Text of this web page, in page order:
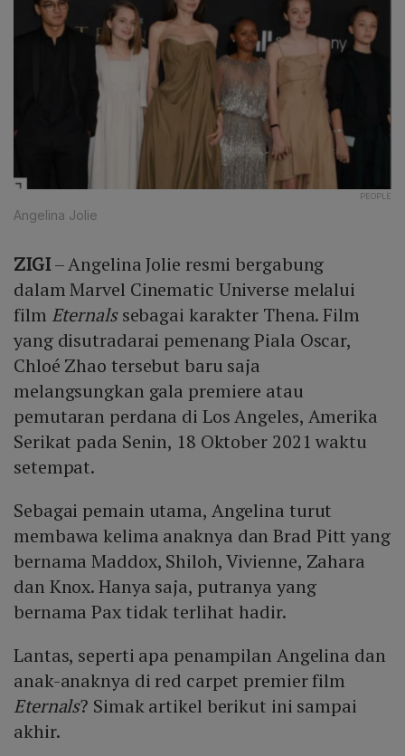
PEOPLE
Angelina Jolie
ZIGI– Angelina Jolie resmi bergabung
dalam Marvel Cinematic Universe melalui
film Eternalssebagai karakter Thena. Film
yang disutradarai pemenang Piala Oscar,
Chloé Zhao tersebut baru saja
melangsungkan gala premiere atau
pemutaran perdana di Los Angeles, Amerika
Serikat pada Senin, 18 Oktober 2021 waktu
setempat.
Sebagai pemain utama, Angelina turut
membawa kelima anaknya dan Brad Pitt yang
bernama Maddox, Shiloh, Vivienne, Zahara
dan Knox. Hanya saja, putranya yang
bernama Pax tidak terlihat hadir.
Lantas, seperti apa penampilan Angelina dan
anak-anaknya di red carpet premier film
Eternals? Simak artikel berikut ini sampai
akhir.